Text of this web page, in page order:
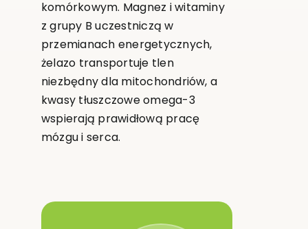
komórkowym. Magnez i witaminy
z grupy B uczestniczą w
przemianach energetycznych,
żelazo transportuje tlen
niezbędny dla mitochondriów, a
kwasy tłuszczowe omega-3
wspierają prawidłową pracę
mózgu i serca.